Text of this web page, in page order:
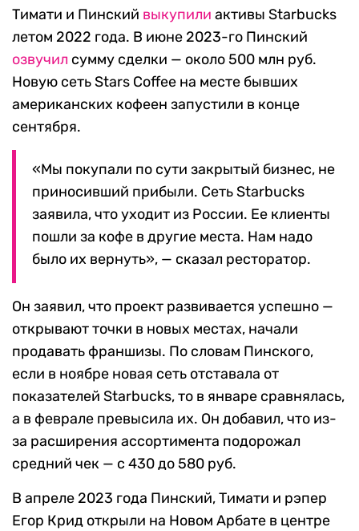
Тимати и Пинский выкупили активы Starbucks
летом 2022 года. В июне 2023-го Пинский
озвучил сумму сделки — около 500 млн руб.
Новую сеть Stars Coffee на месте бывших
американских кофеен запустили в конце
сентября.
«Мы покупали по сути закрытый бизнес, не
приносивший прибыли. Сеть Starbucks
заявила, что уходит из России. Ее клиенты
пошли за кофе в другие места. Нам надо
было их вернуть», — сказал ресторатор.
Он заявил, что проект развивается успешно —
открывают точки в новых местах, начали
продавать франшизы. По словам Пинского,
если в ноябре новая сеть отставала от
показателей Starbucks, то в январе сравнялась,
а в феврале превысила их. Он добавил, что из-
за расширения ассортимента подорожал
средний чек — с 430 до 580 руб.
В апреле 2023 года Пинский, Тимати и рэпер
Егор Крид открыли на Новом Арбате в центре